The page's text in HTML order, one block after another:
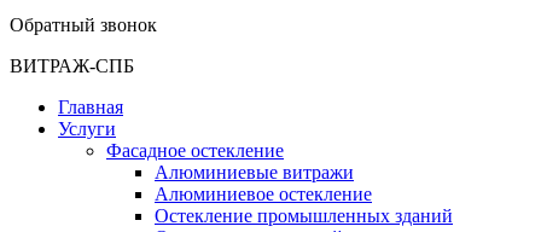
Обратный звонок
ВИТРАЖ-СПБ
Главная
Услуги
Фасадное остекление
Алюминиевые витражи
Алюминиевое остекление
Остекление промышленных зданий